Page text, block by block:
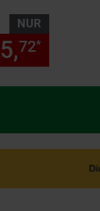
NUR
72*